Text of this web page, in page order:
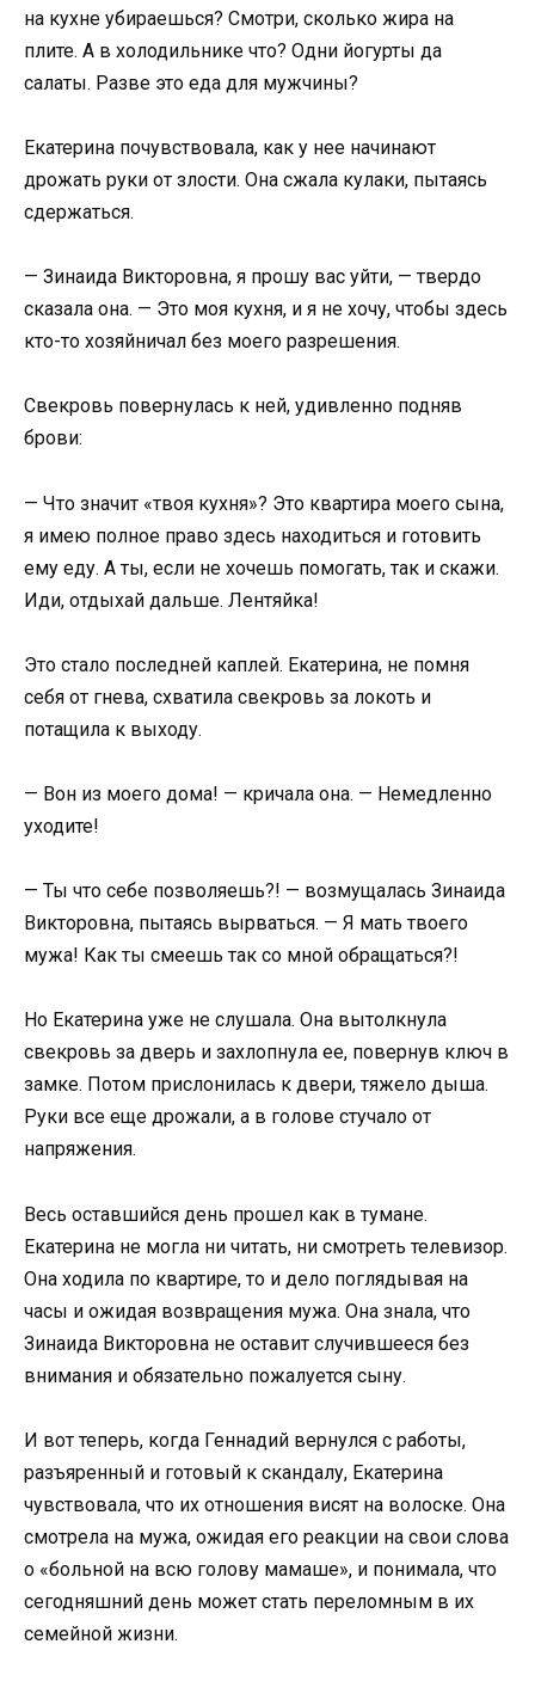
на кухне убираешься? Смотри, сколько жира на
плите. А в холодильнике что? Одни йогурты да
салаты. Разве это еда для мужчины?
Екатерина почувствовала, как у нее начинают
дрожать руки от злости. Она сжала кулаки, пытаясь
сдержаться.
— Зинаида Викторовна, я прошу вас уйти, — твердо
сказала она. — Это моя кухня, и я не хочу, чтобы здесь
кто-то хозяйничал без моего разрешения.
Свекровь повернулась к ней, удивленно подняв
брови:
— Что значит «твоя кухня»? Это квартира моего сына,
я имею полное право здесь находиться и готовить
ему еду. А ты, если не хочешь помогать, так и скажи.
Иди, отдыхай дальше. Лентяйка!
Это стало последней каплей. Екатерина, не помня
себя от гнева, схватила свекровь за локоть и
потащила к выходу.
— Вон из моего дома! — кричала она. — Немедленно
уходите!
— Ты что себе позволяешь?! — возмущалась Зинаида
Викторовна, пытаясь вырваться. — Я мать твоего
мужа! Как ты смеешь так со мной обращаться?!
Но Екатерина уже не слушала. Она вытолкнула
свекровь за дверь и захлопнула ее, повернув ключ в
замке. Потом прислонилась к двери, тяжело дыша.
Руки все еще дрожали, а в голове стучало от
напряжения.
Весь оставшийся день прошел как в тумане.
Екатерина не могла ни читать, ни смотреть телевизор.
Она ходила по квартире, то и дело поглядывая на
часы и ожидая возвращения мужа. Она знала, что
Зинаида Викторовна не оставит случившееся без
внимания и обязательно пожалуется сыну.
И вот теперь, когда Геннадий вернулся с работы,
разъяренный и готовый к скандалу, Екатерина
чувствовала, что их отношения висят на волоске. Она
смотрела на мужа, ожидая его реакции на свои слова
о «больной на всю голову мамаше», и понимала, что
сегодняшний день может стать переломным в их
семейной жизни.